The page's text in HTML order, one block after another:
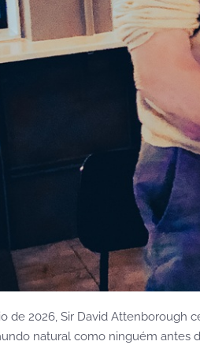
de 2026, Sir David Attenborough
natural como ninguém antes